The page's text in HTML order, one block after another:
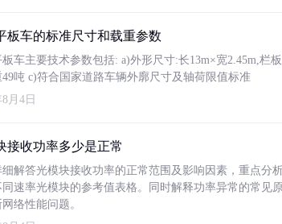
板车的标准尺寸和载重参数
板车主要技术参数包括: a)外形尺寸:长13m×宽2.45m,栏
吨 c)符合国家道路车辆外廓尺寸及轴荷限值标准
月4日
接收功率多少是正常
解答光模块接收功率的正常范围及影响因素，重点分
速率光模块的参考值表格。同时解释功率异常的常见
络性能问题。